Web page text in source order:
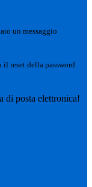
un messaggio
il reset della password
di posta elettronica!